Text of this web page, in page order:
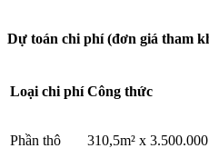
Dự toán chi phí (đơn giá tham
Loại chi phí Công thức
Phần thô 310,5m² x 3.500.000